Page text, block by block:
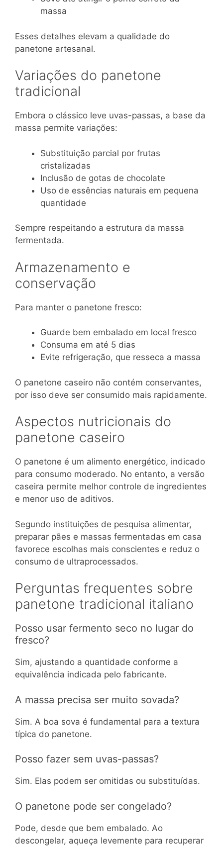
massa
Esses detalhes elevam a qualidade do
panetone artesanal.
Variações do panetone
tradicional
Embora o clássico leve uvas-passas, a base da
massa permite variações:
Substituição parcial por frutas
cristalizadas
Inclusão de gotas de chocolate
Uso de essências naturais em pequena
quantidade
Sempre respeitando a estrutura da massa
fermentada.
Armazenamento e
conservação
Para manter o panetone fresco:
Guarde bem embalado em local fresco
Consuma em até 5 dias
Evite refrigeração, que resseca a massa
O panetone caseiro não contém conservantes,
por isso deve ser consumido mais rapidamente.
Aspectos nutricionais do
panetone caseiro
O panetone é um alimento energético, indicado
para consumo moderado. No entanto, a versão
caseira permite melhor controle de ingredientes
e menor uso de aditivos.
Segundo instituições de pesquisa alimentar,
preparar pães e massas fermentadas em casa
favorece escolhas mais conscientes e reduz o
consumo de ultraprocessados.
Perguntas frequentes sobre
panetone tradicional italiano
Posso usar fermento seco no lugar do
fresco?
Sim, ajustando a quantidade conforme a
equivalência indicada pelo fabricante.
A massa precisa ser muito sovada?
Sim. A boa sova é fundamental para a textura
típica do panetone.
Posso fazer sem uvas-passas?
Sim. Elas podem ser omitidas ou substituídas.
O panetone pode ser congelado?
Pode, desde que bem embalado. Ao
descongelar, aqueça levemente para recuperar